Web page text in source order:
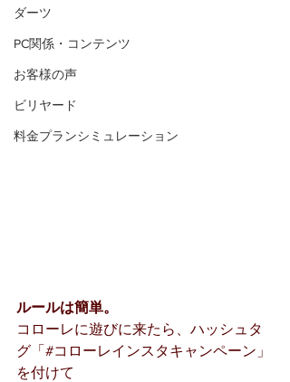
ダーツ
PC関係・コンテンツ
お客様の声
ビリヤード
料金プランシミュレーション
ルールは簡単。
コローレに遊びに来たら、ハッシュタ
グ「#コローレインスタキャンペーン」
を付けて